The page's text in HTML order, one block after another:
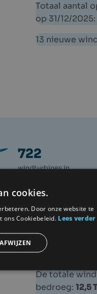
Totaal aantal
op 31/12/
13 nieuwe
722
windturbines in
België
Wind is een
energiemix.
De totale
bedroeg: 12,5
cookies.
Door onze website te
ons Cookiebeleid. Lees verder